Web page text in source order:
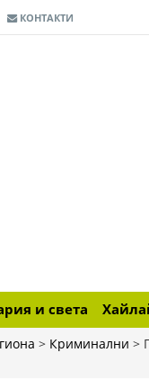
КОНТАКТИ
и света
> Криминални >